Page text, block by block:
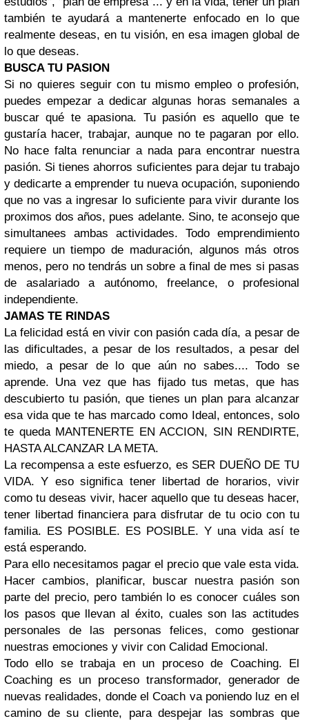
también te ayudará a mantenerte enfocado en lo que
realmente deseas, en tu visión, en esa imagen global de
lo que deseas.
BUSCA TU PASION
Si no quieres seguir con tu mismo empleo o profesión,
puedes empezar a dedicar algunas horas semanales a
buscar qué te apasiona. Tu pasión es aquello que te
gustaría hacer, trabajar, aunque no te pagaran por ello.
No hace falta renunciar a nada para encontrar nuestra
pasión. Si tienes ahorros suficientes para dejar tu trabajo
y dedicarte a emprender tu nueva ocupación, suponiendo
que no vas a ingresar lo suficiente para vivir durante los
proximos dos años, pues adelante. Sino, te aconsejo que
simultanees ambas actividades. Todo emprendimiento
requiere un tiempo de maduración, algunos más otros
menos, pero no tendrás un sobre a final de mes si pasas
de asalariado a autónomo, freelance, o profesional
independiente.
JAMAS TE RINDAS
La felicidad está en vivir con pasión cada día, a pesar de
las dificultades, a pesar de los resultados, a pesar del
miedo, a pesar de lo que aún no sabes.... Todo se
aprende. Una vez que has fijado tus metas, que has
descubierto tu pasión, que tienes un plan para alcanzar
esa vida que te has marcado como Ideal, entonces, solo
te queda MANTENERTE EN ACCION, SIN RENDIRTE,
HASTA ALCANZAR LA META.
La recompensa a este esfuerzo, es SER DUEÑO DE TU
VIDA. Y eso significa tener libertad de horarios, vivir
como tu deseas vivir, hacer aquello que tu deseas hacer,
tener libertad financiera para disfrutar de tu ocio con tu
familia. ES POSIBLE. ES POSIBLE. Y una vida así te
está esperando.
Para ello necesitamos pagar el precio que vale esta vida.
Hacer cambios, planificar, buscar nuestra pasión son
parte del precio, pero también lo es conocer cuáles son
los pasos que llevan al éxito, cuales son las actitudes
personales de las personas felices, como gestionar
nuestras emociones y vivir con Calidad Emocional.
Todo ello se trabaja en un proceso de Coaching. El
Coaching es un proceso transformador, generador de
nuevas realidades, donde el Coach va poniendo luz en el
camino de su cliente, para despejar las sombras que